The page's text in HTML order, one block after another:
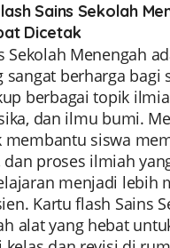
Sains Sekolah
Dicetak
Sekolah Menengah
sangat berharga bagi
berbagai topik
dan ilmu bumi.
membantu siswa
proses ilmiah
menjadi lebih
Kartu flash Sains
alat yang hebat